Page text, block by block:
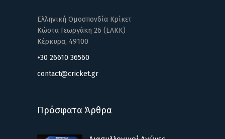
Ελληνική Ομοσπονδία Κρίκετ
Κώστα Γεωργάκη 26 (ΕΑΚΚ)
Κέρκυρα, 49100
+30 26610 36560
contact@cricket.gr
Πρόσφατα Άρθρα